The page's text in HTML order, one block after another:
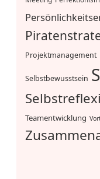
Projektmanagement
Selbstbewusstsein
Teamentwicklung